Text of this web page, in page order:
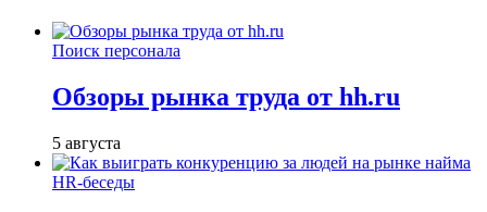
Поиск персонала
Обзоры рынка труда от hh.ru
5 августа
HR-беседы